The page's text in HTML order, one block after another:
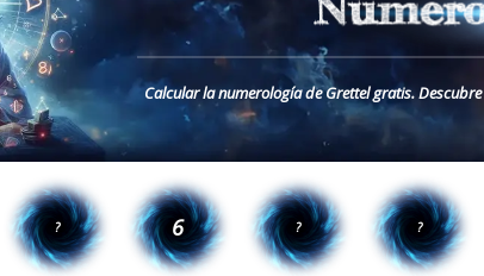
Calcular la numerología de Grettel gratis.